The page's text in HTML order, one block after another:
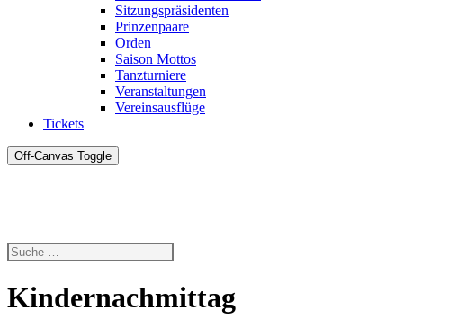
Sitzungspräsidenten
Prinzenpaare
Orden
Saison Mottos
Tanzturniere
Veranstaltungen
Vereinsausflüge
Tickets
Off-Canvas Toggle
Kindernachmittag